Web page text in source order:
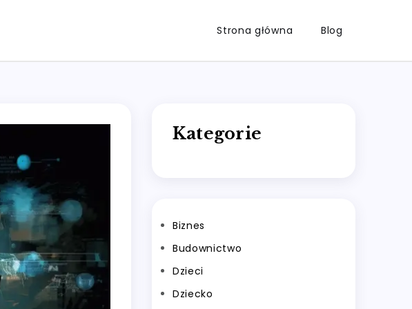
Strona główna Blog
Kategorie
Biznes
Budownictwo
Dzieci
Dziecko